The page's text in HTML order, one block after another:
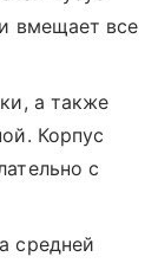
вмещает все
а также
Корпус
с
средней